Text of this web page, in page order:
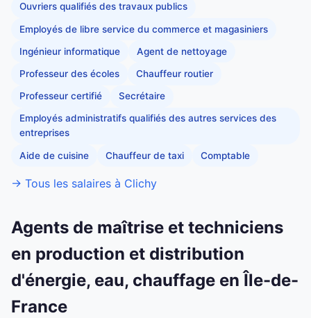
Ouvriers qualifiés des travaux publics
Employés de libre service du commerce et magasiniers
Ingénieur informatique Agent de nettoyage
Professeur des écoles Chauffeur routier
Professeur certifié Secrétaire
Employés administratifs qualifiés des autres services des
entreprises
Aide de cuisine Chauffeur de taxi Comptable
→ Tous les salaires à Clichy
Agents de maîtrise et techniciens
en production et distribution
d'énergie, eau, chauffage en Île-de-
France